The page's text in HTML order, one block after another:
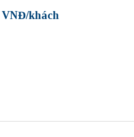
VNĐ/khách